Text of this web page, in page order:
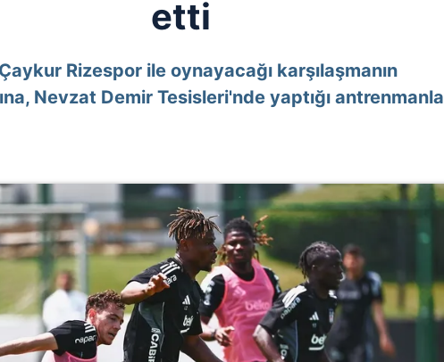
etti
Rizespor ile oynayacağı karşılaşmanın
Nevzat Demir Tesisleri'nde yaptığı antrenmanla